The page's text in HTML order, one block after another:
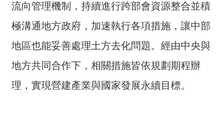
詞
常
問
流向管理機制，持續進行跨部會資源整合並積
極溝通地方政府，加速執行各項措施，讓中部
地區也能妥善處理土方去化問題。經由中央與
地方共同合作下，相關措施皆依規劃期程辦
理，實現營建產業與國家發展永續目標。